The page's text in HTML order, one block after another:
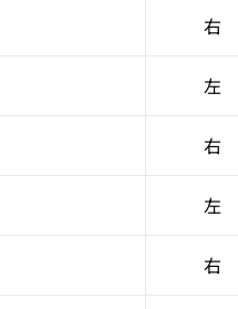
右
左
右
左
右